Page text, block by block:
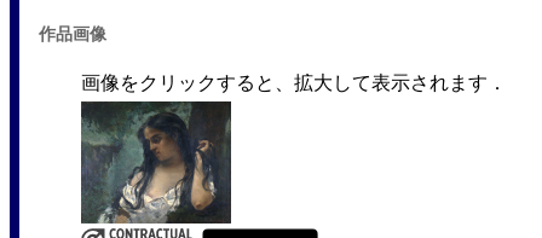
作品画像
画像をクリックすると、拡大して表示されます．